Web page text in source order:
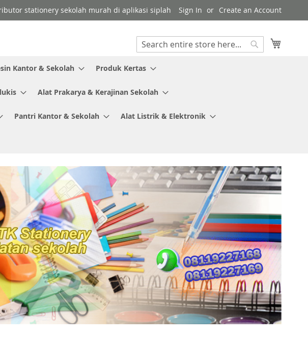
stationery sekolah murah di aplikasi siplah Sign In Create an Account
Search
Kantor & Sekolah Produk Kertas
Alat Prakarya & Kerajinan Sekolah
Pantri Kantor & Sekolah Alat Listrik & Elektronik